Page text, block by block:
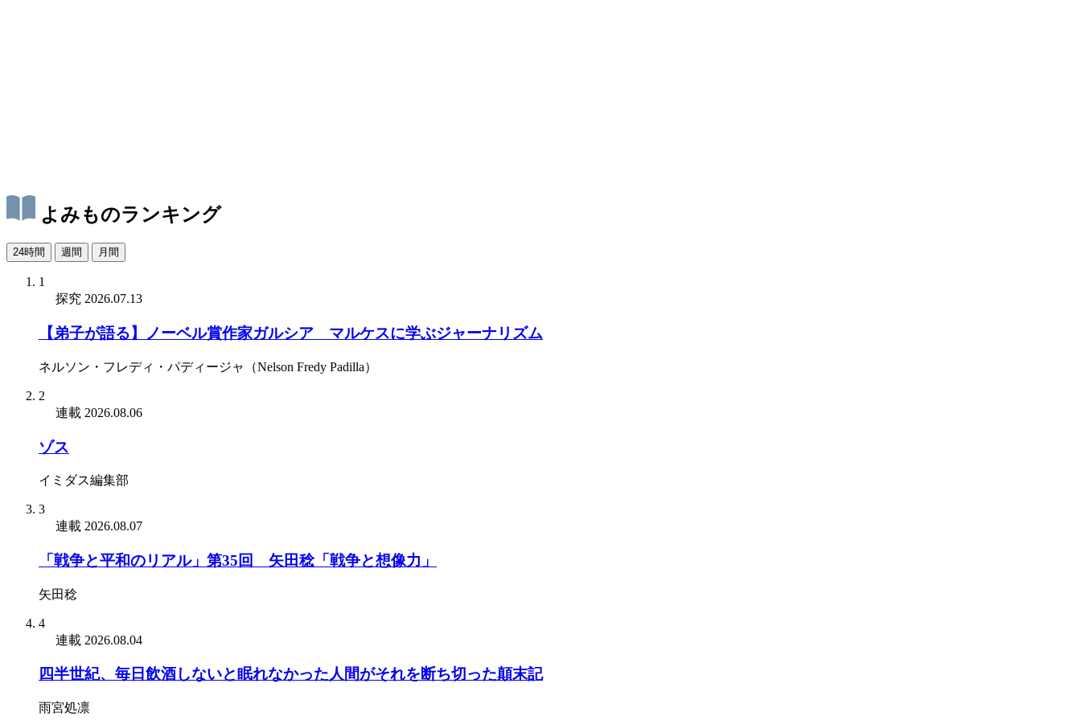
よみものランキング
24時間 週間 月間
1
探究 2026.07.13
【弟子が語る】ノーベル賞作家ガルシア゠マルケスに学ぶジャーナリズム
ネルソン・フレディ・パディージャ（Nelson Fredy Padilla）
2
連載 2026.08.06
ゾス
イミダス編集部
3
連載 2026.08.07
「戦争と平和のリアル」第35回 矢田稔「戦争と想像力」
矢田稔
4
連載 2026.08.04
四半世紀、毎日飲酒しないと眠れなかった人間がそれを断ち切った顛末記
雨宮処凛